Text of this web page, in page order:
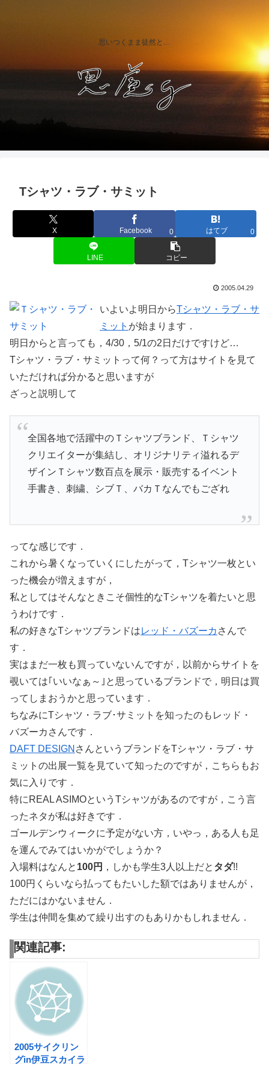
思いつくまま徒然と…
Tシャツ・ラブ・サミット
X Facebook 0 はてブ 0
LINE コピー
2005.04.29
いよいよ明日からTシャツ・ラブ・サ
ミット が始まります．
明日からと言っても，4/30，5/1の2日だけですけど…
Tシャツ・ラブ・サミットって何？って方はサイトを見て
いただければ分かると思いますが
ざっと説明して
全国各地で活躍中のＴシャツブランド、Ｔシャツ
クリエイターが集結し、オリジナリティ溢れるデ
ザインＴシャツ数百点を展示・販売するイベント
手書き、刺繍、シブＴ、バカＴなんでもござれ
ってな感じです．
これから暑くなっていくにしたがって，Tシャツ一枚とい
った機会が増えますが，
私としてはそんなときこそ個性的なTシャツを着たいと思
うわけです．
私の好きなTシャツブランドはレッド・バズーカ さんで
す．
実はまだ一枚も買っていないんですが，以前からサイトを
覗いては｢いいなぁ～｣と思っているブランドで，明日は買
ってしまおうかと思っています．
ちなみにTシャツ・ラブ･サミットを知ったのもレッド・
バズーカさんです．
DAFT DESIGN さんというブランドをTシャツ・ラブ・サ
ミットの出展一覧を見ていて知ったのですが，こちらもお
気に入りです．
特にREAL ASIMOというTシャツがあるのですが，こう言
ったネタが私は好きです．
ゴールデンウィークに予定がない方，いやっ，ある人も足
を運んでみてはいかがでしょうか？
入場料はなんと 100円 ，しかも学生3人以上だと タダ!!
100円くらいなら払ってもたいした額ではありませんが，
ただにはかないません．
学生は仲間を集めて繰り出すのもありかもしれません．
関連記事:
2005サイクリン
グin伊豆スカイラ